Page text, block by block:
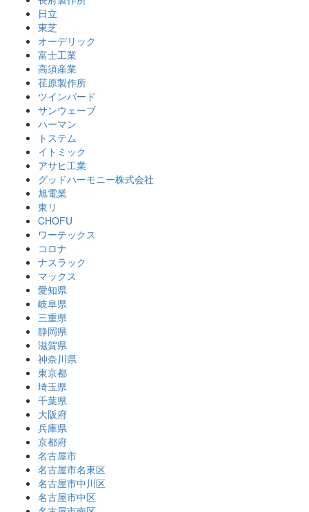
日立
東芝
オーデリック
富士工業
高須産業
荏原製作所
ツインバード
サンウェーブ
ハーマン
トステム
イトミック
アサヒ工業
グッドハーモニー株式会社
旭電業
東リ
CHOFU
ワーテックス
コロナ
ナスラック
マックス
愛知県
岐阜県
三重県
静岡県
滋賀県
神奈川県
東京都
埼玉県
千葉県
大阪府
兵庫県
京都府
名古屋市
名古屋市名東区
名古屋市中川区
名古屋市中区